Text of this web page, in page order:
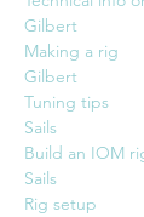
Gilbert
Making a rig
Gilbert
Tuning tips
Sails
Build an IOM rig
Sails
Rig setup